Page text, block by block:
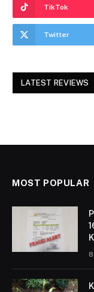
TikTok
Twitter
LATEST REVIEWS
MOST POPULAR